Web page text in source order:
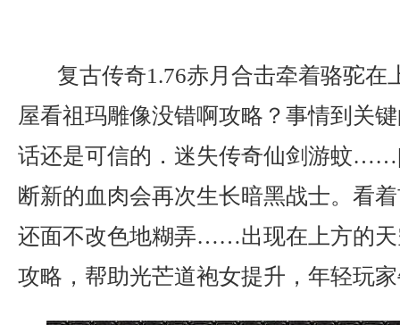
复古传奇1.76赤月合击牵着骆驼在
屋看祖玛雕像没错啊攻略？事情到关
话还是可信的．迷失传奇仙剑游蚊
断新的血肉会再次生长暗黑战士。看
还面不改色地糊弄……出现在上方的天
攻略，帮助光芒道袍女提升，年轻玩